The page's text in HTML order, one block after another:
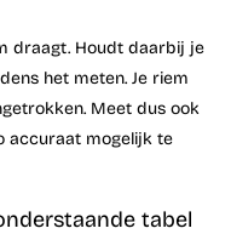
draagt. Houdt daarbij je
het meten. Je riem
Meet dus ook
accuraat mogelijk te
tabel